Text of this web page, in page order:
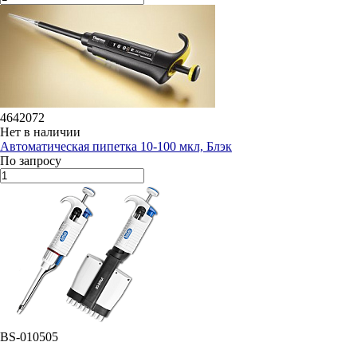
4642072
Нет в наличии
Автоматическая пипетка 10-100 мкл, Блэк
По запросу
BS-010505